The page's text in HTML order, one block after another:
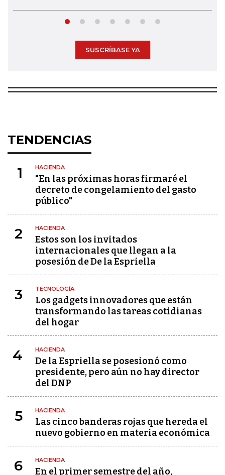
SUSCRÍBASE YA
TENDENCIAS
1 HACIENDA
"En las próximas horas firmaré el
decreto de congelamiento del gasto
público"
2 HACIENDA
Estos son los invitados
internacionales que llegan a la
posesión de De la Espriella
3 TECNOLOGÍA
Los gadgets innovadores que están
transformando las tareas cotidianas
del hogar
4 HACIENDA
De la Espriella se posesionó como
presidente, pero aún no hay director
del DNP
5 HACIENDA
Las cinco banderas rojas que hereda el
nuevo gobierno en materia económica
6 HACIENDA
En el primer semestre del año,